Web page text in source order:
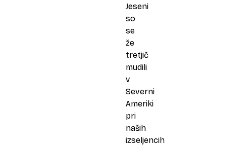
Jeseni
so
se
že
tretjič
mudili
v
Severni
Ameriki
pri
naših
izseljencih